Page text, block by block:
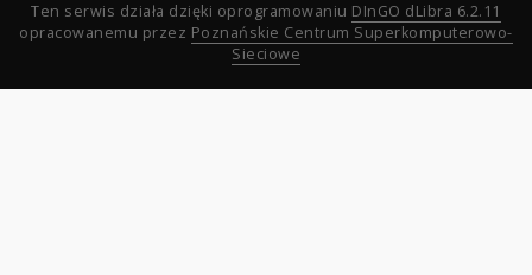
Ten serwis działa dzięki oprogramowaniu DInGO dLibra 6.2.11
opracowanemu przez Poznańskie Centrum Superkomputerowo-
Sieciowe